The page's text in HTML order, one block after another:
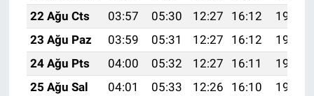
22 Ağu Cts
03:57 05:30 12:27 16:12
19:15
23 Ağu Paz
03:59 05:31 12:27 16:12
19:13
24 Ağu Pts
04:00 05:32 12:27 16:11
19:12
25 Ağu Sal
04:01 05:33 12:26 16:10 19:10